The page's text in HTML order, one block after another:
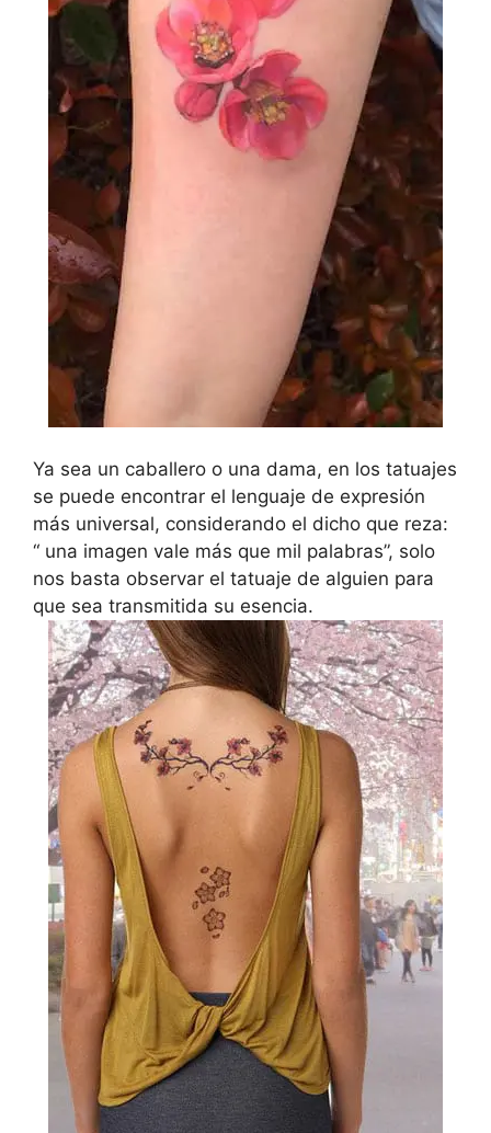
Ya sea un caballero o una dama, en los tatuajes
se puede encontrar el lenguaje de expresión
más universal, considerando el dicho que reza:
“ una imagen vale más que mil palabras”, solo
nos basta observar el tatuaje de alguien para
que sea transmitida su esencia.